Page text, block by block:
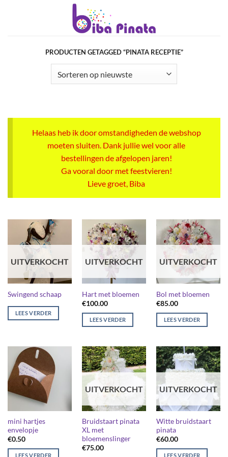
PRODUCTEN GETAGGED “PINATA RECEPTIE”
Helaas heb ik door omstandigheden de webshop
moeten sluiten. Dank jullie wel voor alle
bestellingen de afgelopen jaren!
Ga vooral door met feestvieren!
Lieve groet, Biba
UITVERKOCHT
Swingend schaap
LEES VERDER
UITVERKOCHT
Hart met bloemen
€100.00
LEES VERDER
UITVERKOCHT
Bol met bloemen
€85.00
LEES VERDER
mini hartjes
envelopje
€0.50
LEES VERDER
UITVERKOCHT
Bruidstaart pinata
XL met
bloemenslinger
€75.00
UITVERKOCHT
Witte bruidstaart
pinata
€60.00
LEES VERDER